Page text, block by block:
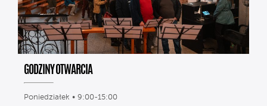
GODZINY OTWARCIA
Poniedziałek • 9:00-15:00